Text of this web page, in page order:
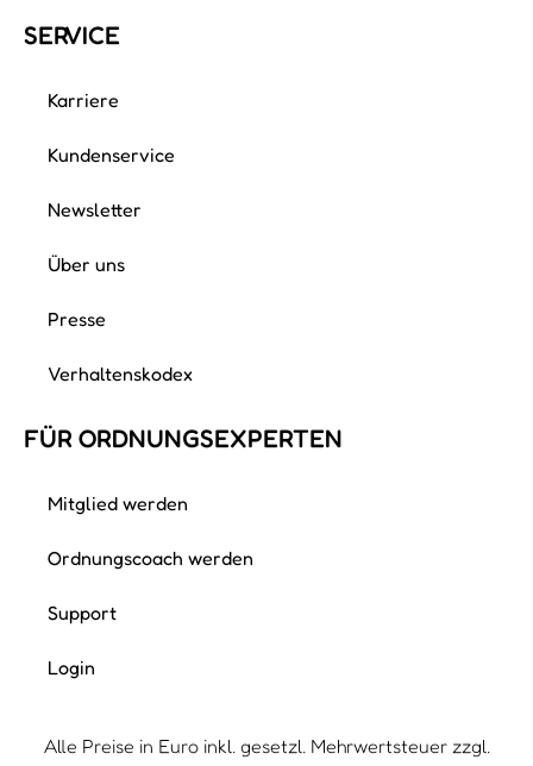
SERVICE
Karriere
Kundenservice
Newsletter
Über uns
Presse
Verhaltenskodex
FÜR ORDNUNGS­EXPERTEN
Mitglied werden
Ordnungscoach werden
Support
Login
Alle Preise in Euro inkl. gesetzl. Mehrwertsteuer zzgl.